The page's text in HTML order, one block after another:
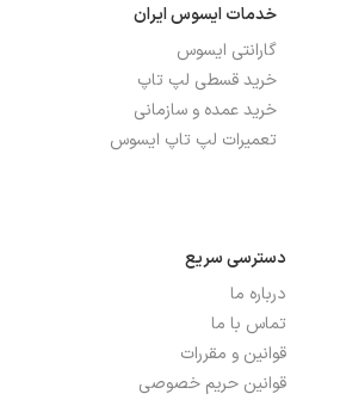
خدمات ایسوس ایران
گارانتی ایسوس
خرید قسطی لپ تاپ
خرید عمده و سازمانی
تعمیرات لپ تاپ ایسوس
دسترسی سریع
درباره ما
تماس با ما
قوانین و مقررات
قوانین حریم خصوصی